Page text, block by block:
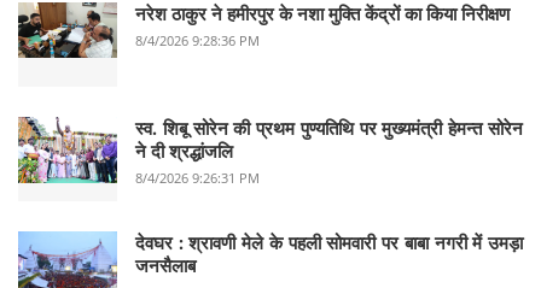
नरेश ठाकुर ने हमीरपुर के नशा मुक्ति केंद्रों का किया निरीक्षण
8/4/2026 9:28:36 PM
स्व. शिबू सोरेन की प्रथम पुण्यतिथि पर मुख्यमंत्री हेमन्त सोरेन
ने दी श्रद्धांजलि
8/4/2026 9:26:31 PM
देवघर :‌ श्रावणी मेले के पहली सोमवारी पर बाबा नगरी में उमड़ा
जनसैलाब